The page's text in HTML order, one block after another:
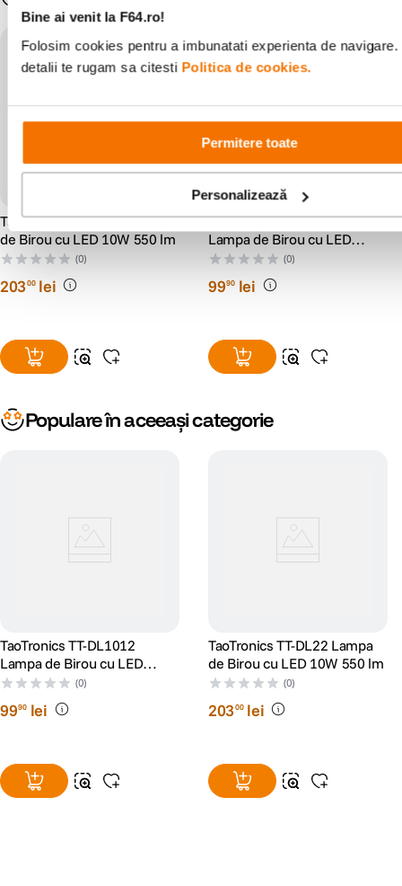
Bine ai venit la F64.ro!
Folosim cookies pentru a imbunatati experienta de navigare.
detalii te rugam sa citesti Politica de cookies.
Permitere toate
Personalizează
TaoTronics TT-DL22 Lampa
de Birou cu LED 10W 550 lm
(0)
20300 lei
TaoTronics TT-DL1012
Lampa de Birou cu LED
Control Touch USB Alb
(0)
9990 lei
Populare în aceeași categorie
TaoTronics TT-DL1012
Lampa de Birou cu LED
Control Touch USB Alb
(0)
9990 lei
TaoTronics TT-DL22 Lampa
de Birou cu LED 10W 550 lm
(0)
20300 lei